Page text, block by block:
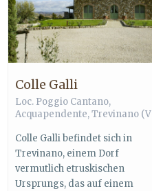
Colle Galli
Loc. Poggio Cantano,
Acquapendente,Trevinano
Colle Galli befindet sich in
Trevinano, einem Dorf
vermutlich etruskischen
Ursprungs, das auf einem